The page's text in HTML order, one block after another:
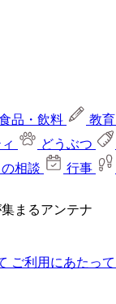
品・飲料 教育
どうぶつ
相談 行事
まるアンテナ
ご利用にあたって